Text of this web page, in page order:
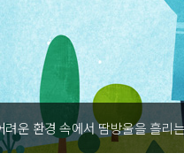
장학재단은 어려운 환경 속에서